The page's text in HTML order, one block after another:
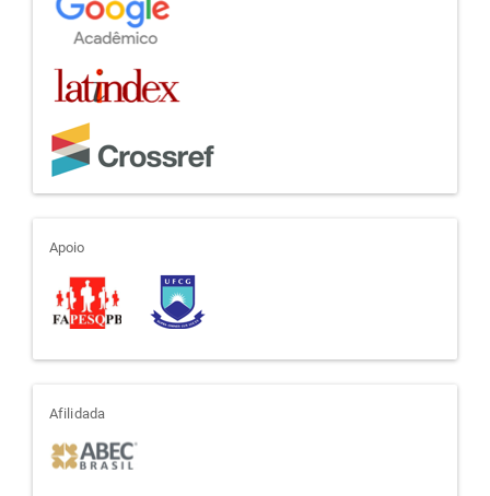
apoio
Apoio
afiliada
Afilidada